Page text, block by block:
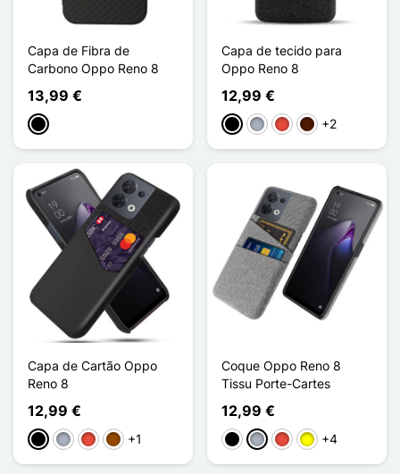
Capa de Fibra de
Carbono Oppo Reno 8
13,99 €
Preto
Capa de tecido para
Oppo Reno 8
12,99 €
PretoCinzentoVermelhoCastanho escuro
+2
Capa de Cartão Oppo
Reno 8
12,99 €
PretoCinzentoVermelho
Castanho
+1
Coque Oppo Reno 8
Tissu Porte-Cartes
12,99 €
PretoCinzentoVermelho
Amarelo
+4